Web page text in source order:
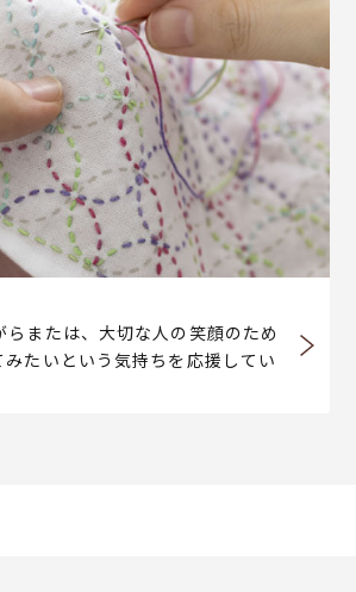
らまたは、大切な人の笑顔のため
みたいという気持ちを応援してい